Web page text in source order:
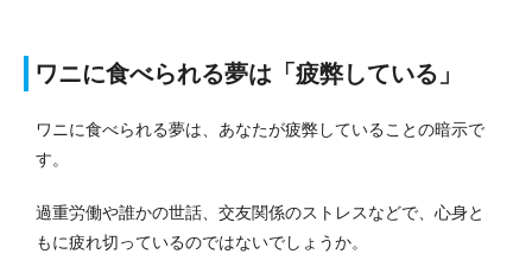
ワニに食べられる夢は「疲弊している」
ワニに食べられる夢は、あなたが疲弊していることの暗示で
す。
過重労働や誰かの世話、交友関係のストレスなどで、心身と
もに疲れ切っているのではないでしょうか。